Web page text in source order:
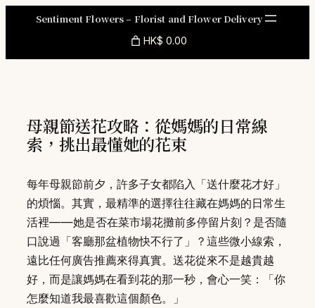
Sentiment Flowers – Florist and Flower Delivery
HK$ 0.00
母親節送花攻略：從媽媽的日常線
索，挑出最懂她的花束
每年母親節前夕，許多子女都陷入「送什麼花才好」
的煩惱。其實，最精準的選擇往往藏在媽媽的日常生
活裡——她是否在菜市場花攤前多停留片刻？是否隨
口說過「客廳那盆植物快不行了」？這些微小線索，
遠比任何廣告推薦來得真實。送花從來不是越貴越
好，而是讓媽媽在看到花的那一秒，會心一笑：「你
怎麼知道我最喜歡這個顏色。」